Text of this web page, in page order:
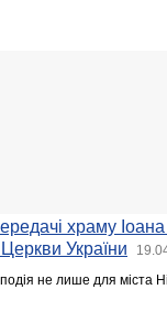
храму Іоана
України
не лише для міста